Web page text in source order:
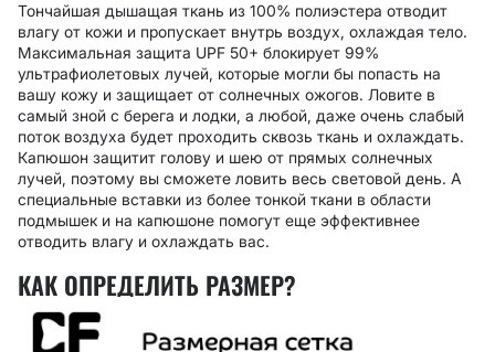
Тончайшая дышащая ткань из 100% полиэстера отводит
влагу от кожи и пропускает внутрь воздух, охлаждая тело.
Максимальная защита UPF 50+ блокирует 99%
ультрафиолетовых лучей, которые могли бы попасть на
вашу кожу и защищает от солнечных ожогов. Ловите в
самый зной с берега и лодки, а любой, даже очень слабый
поток воздуха будет проходить сквозь ткань и охлаждать.
Капюшон защитит голову и шею от прямых солнечных
лучей, поэтому вы сможете ловить весь световой день. А
специальные вставки из более тонкой ткани в области
подмышек и на капюшоне помогут еще эффективнее
отводить влагу и охлаждать вас.
КАК ОПРЕДЕЛИТЬ РАЗМЕР?